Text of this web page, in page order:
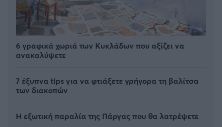
6 γραφικά χωριά των Κυκλάδων που αξίζει να
ανακαλύψετε
7 έξυπνα tips για να φτιάξετε γρήγορα τη βαλίτσα
των διακοπών
Η εξωτική παραλία της Πάργας που θα λατρέψετε